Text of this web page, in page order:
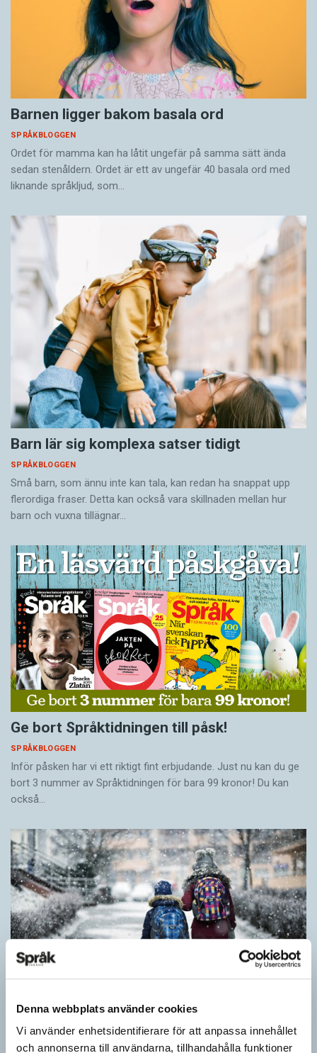
Denna webbplats använder cookies
Vi använder enhetsidentifierare för att anpassa innehållet
och annonserna till användarna, tillhandahålla funktioner
Barnen ligger bakom basala ord
SPRÅKBLOGGEN
Ordet för mamma kan ha låtit ungefär på samma sätt ända
sedan stenåldern. Ordet är ett av ungefär 40 basala ord med
liknande språkljud, som…
Barn lär sig komplexa satser tidigt
SPRÅKBLOGGEN
Små barn, som ännu inte kan tala, kan redan ha snappat upp
flerordiga fraser. Detta kan också vara skillnaden mellan hur
barn och vuxna tillägnar…
Ge bort Språktidningen till påsk!
SPRÅKBLOGGEN
Inför påsken har vi ett riktigt fint erbjudande. Just nu kan du ge
bort 3 nummer av Språktidningen för bara 99 kronor! Du kan
också…
Särskolan byter namn